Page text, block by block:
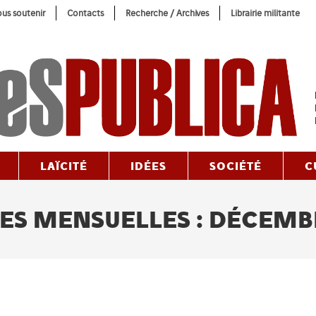
soutenir Contacts Recherche / Archives Librairie militante
LAÏCITÉ IDÉES SOCIÉTÉ
MENSUELLES :